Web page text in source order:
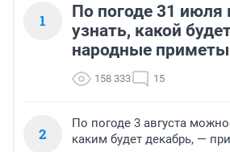
1
По погоде 31
узнать, какой
народные приметы
158 333 15
2
По погоде 3 августа
каким будет декабрь, —